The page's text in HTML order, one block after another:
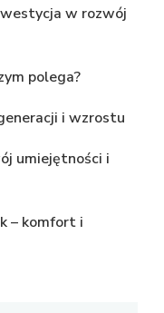
w rozwój
polega?
i wzrostu
umiejętności i
– komfort i